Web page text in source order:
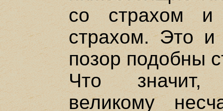
со страхом
страхом. Это
позор подобны
Что значит,
великому